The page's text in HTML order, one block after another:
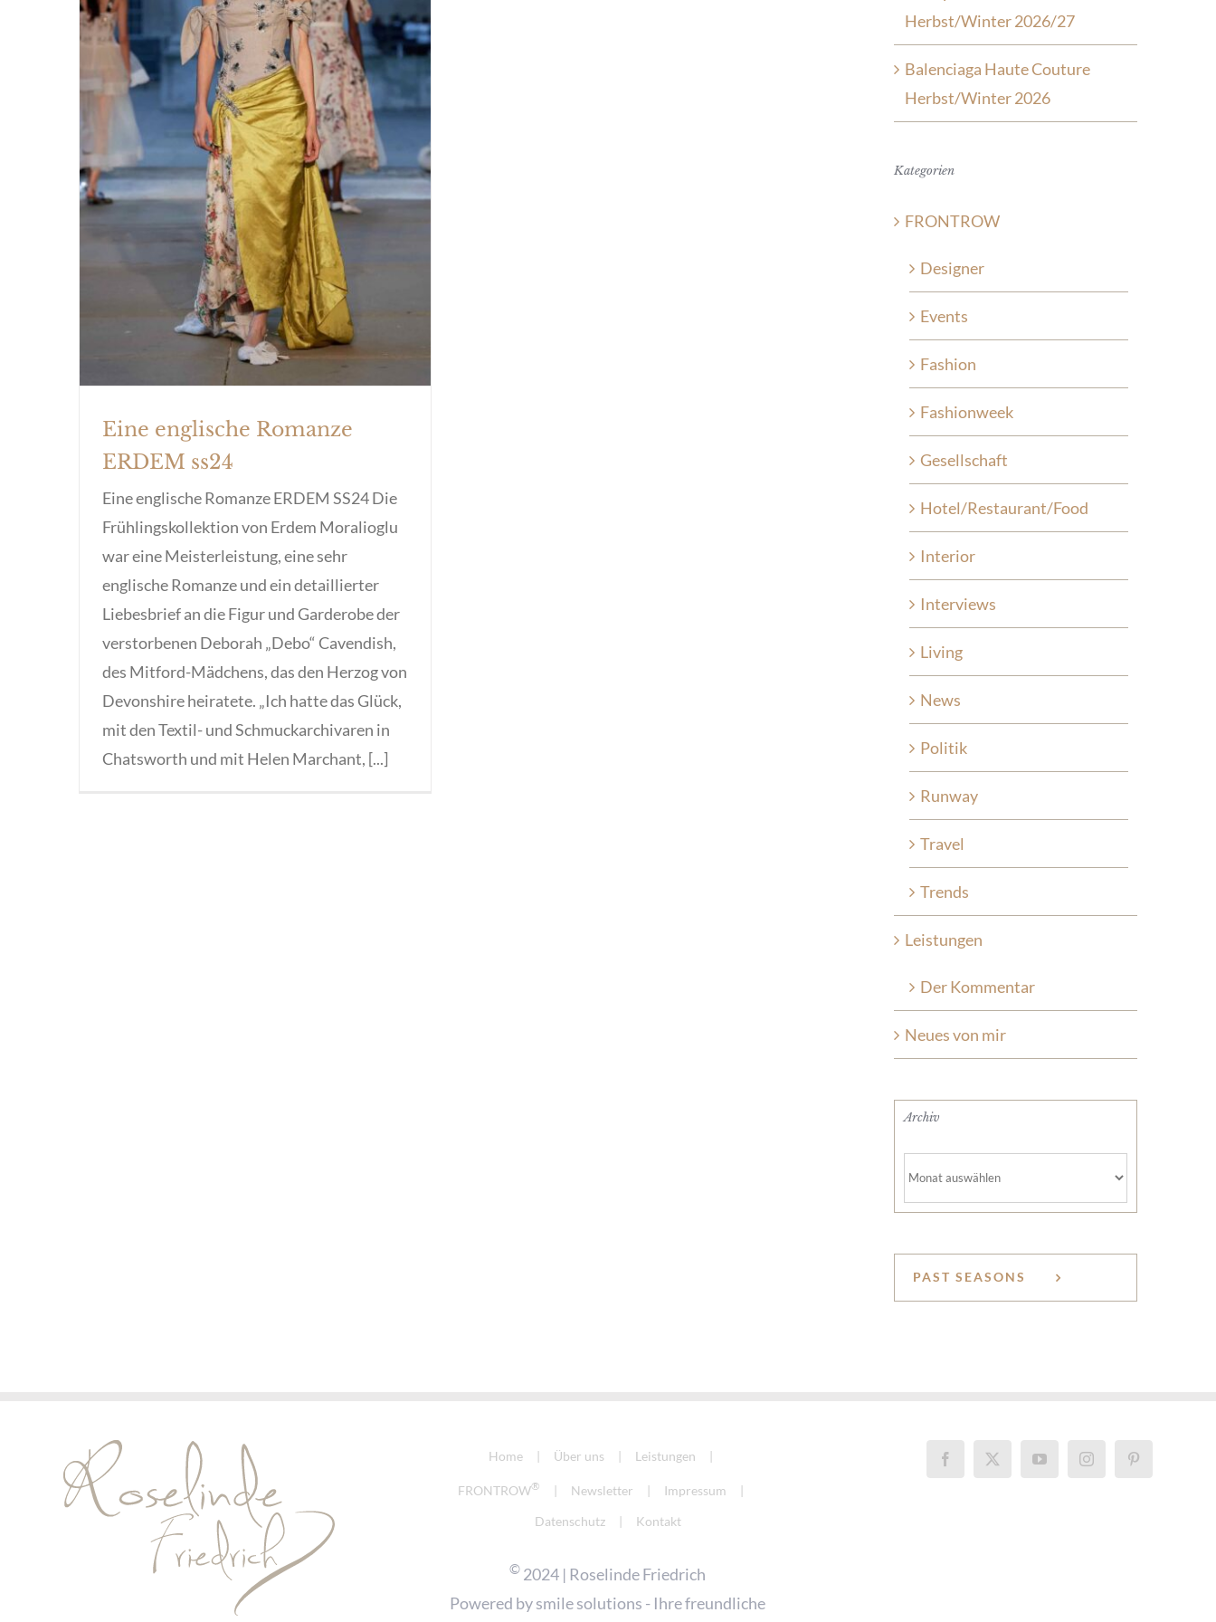
Eine englische Romanze ERDEM
ss24
Eine englische Romanze
ERDEM ss24
Eine englische Romanze ERDEM SS24 Die
Frühlingskollektion von Erdem Moralioglu
war eine Meisterleistung, eine sehr
englische Romanze und ein detaillierter
Liebesbrief an die Figur und Garderobe der
verstorbenen Deborah „Debo“ Cavendish,
des Mitford-Mädchens, das den Herzog von
Devonshire heiratete. „Ich hatte das Glück,
mit den Textil- und Schmuckarchivaren in
Chatsworth und mit Helen Marchant, [...]
Herbst/Winter 2026/27
Balenciaga Haute Couture
Herbst/Winter 2026
Kategorien
FRONTROW
Designer
Events
Fashion
Fashionweek
Gesellschaft
Hotel/Restaurant/Food
Interior
Interviews
Living
News
Politik
Runway
Travel
Trends
Leistungen
Der Kommentar
Neues von mir
Archiv
PAST SEASONS
Home Über uns Leistungen
FRONTROW® Newsletter
Impressum
Datenschutz
Kontakt
© 2024 | Roselinde Friedrich
Powered bysmile solutions - Ihre freundliche